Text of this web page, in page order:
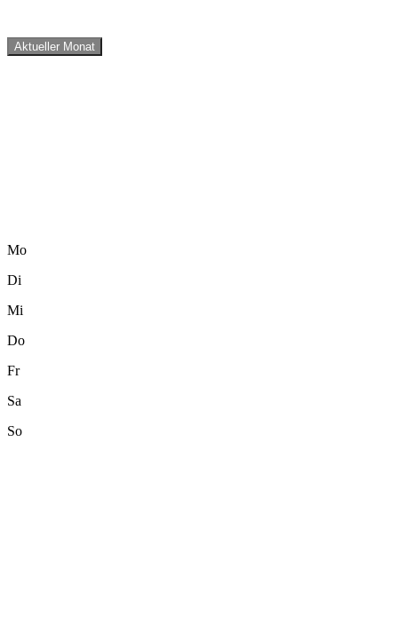
Aktueller Monat
Mo
Di
Mi
Do
Fr
Sa
So